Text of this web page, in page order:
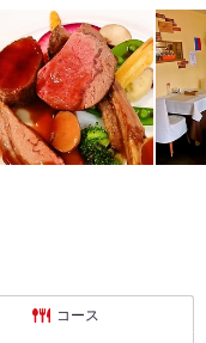
コース